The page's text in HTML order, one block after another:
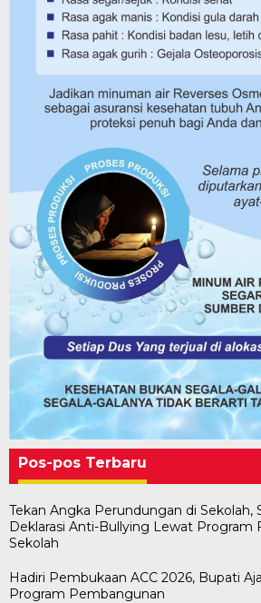
Pos-pos Terbaru
Tekan Angka Perundungan di Sekolah,
Deklarasi Anti-Bullying Lewat Program
Sekolah
Hadiri Pembukaan ACC 2026, Bupati
Program Pembangunan